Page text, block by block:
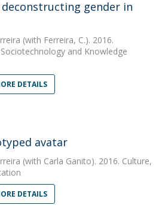
gender in
(with Ferreira, C.). 2016.
and Knowledge
DETAILS
avatar
(with Carla Ganito). 2016. Culture,
DETAILS